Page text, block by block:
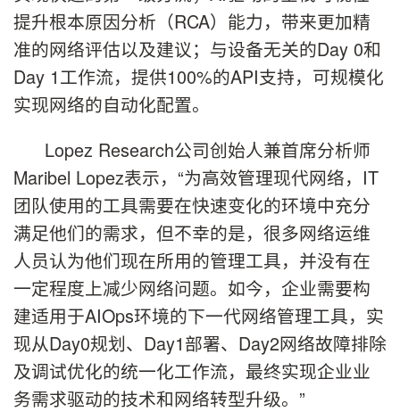
提升根本原因分析（RCA）能力，带来更加精
准的网络评估以及建议；与设备无关的Day 0和
Day 1工作流，提供100%的API支持，可规模化
实现网络的自动化配置。
Lopez Research公司创始人兼首席分析师
Maribel Lopez表示，“为高效管理现代网络，IT
团队使用的工具需要在快速变化的环境中充分
满足他们的需求，但不幸的是，很多网络运维
人员认为他们现在所用的管理工具，并没有在
一定程度上减少网络问题。如今，企业需要构
建适用于AIOps环境的下一代网络管理工具，实
现从Day0规划、Day1部署、Day2网络故障排除
及调试优化的统一化工作流，最终实现企业业
务需求驱动的技术和网络转型升级。”